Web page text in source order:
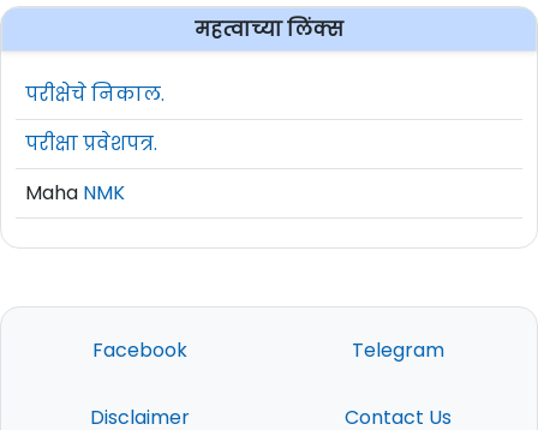
महत्वाच्या लिंक्स
परीक्षेचे निकाल.
परीक्षा प्रवेशपत्र.
Maha NMK
Facebook Telegram
Disclaimer Contact Us